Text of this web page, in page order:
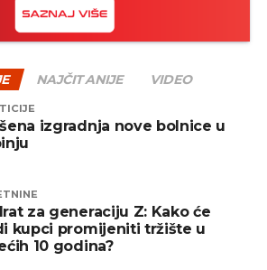
fondove. Na taj način se
od jednog tržišta ili sektora, a
NAJČITANIJE VIDEO
izgradnja nove bolnice u
za generaciju Z: Kako će
kupci promijeniti tržište u
10 godina?